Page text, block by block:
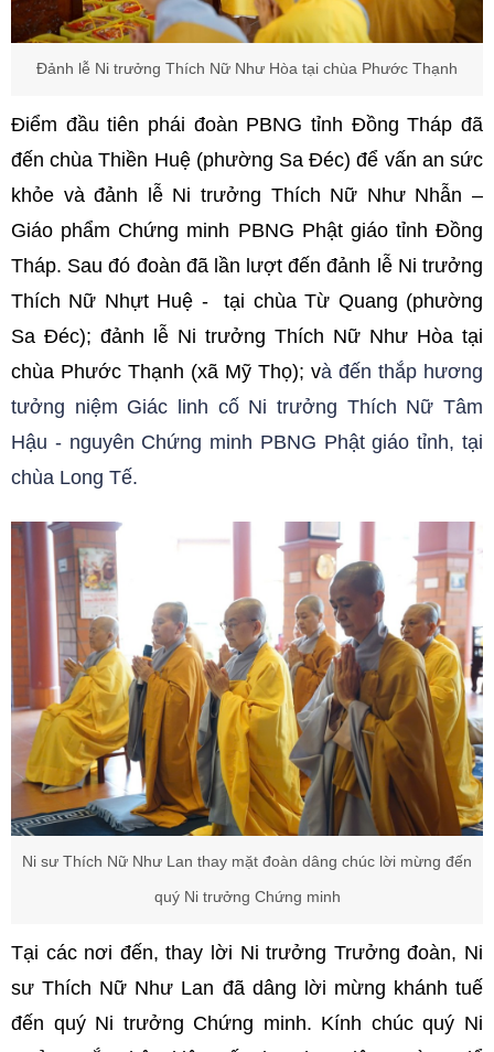
Đảnh lễ Ni trưởng Thích Nữ Như Hòa tại chùa Phước Thạnh
Điểm đầu tiên phái đoàn PBNG tỉnh Đồng Tháp đã
đến chùa Thiền Huệ (phường Sa Đéc) để vấn an sức
khỏe và đảnh lễ Ni trưởng Thích Nữ Như Nhẫn –
Giáo phẩm Chứng minh PBNG Phật giáo tỉnh Đồng
Tháp. Sau đó đoàn đã lần lượt đến đảnh lễ Ni trưởng
Thích Nữ Nhựt Huệ - tại chùa Từ Quang (phường
Sa Đéc); đảnh lễ Ni trưởng Thích Nữ Như Hòa tại
chùa Phước Thạnh (xã Mỹ Thọ); và đến thắp hương
tưởng niệm Giác linh cố Ni trưởng Thích Nữ Tâm
Hậu - nguyên Chứng minh PBNG Phật giáo tỉnh, tại
chùa Long Tế.
Ni sư Thích Nữ Như Lan thay mặt đoàn dâng chúc lời mừng đến
quý Ni trưởng Chứng minh
Tại các nơi đến, thay lời Ni trưởng Trưởng đoàn, Ni
sư Thích Nữ Như Lan đã dâng lời mừng khánh tuế
đến quý Ni trưởng Chứng minh. Kính chúc quý Ni